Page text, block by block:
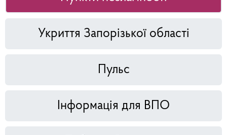
Укриття Запорізької області
Пульс
Інформація для ВПО